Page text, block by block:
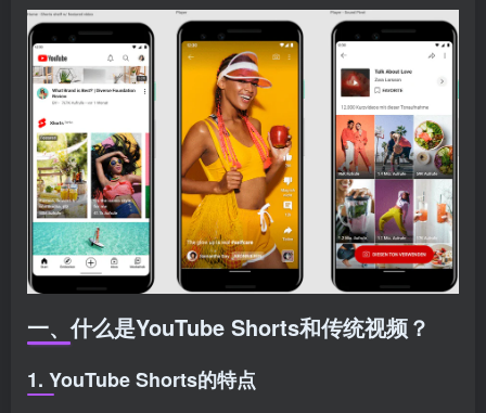
一、什么是YouTube Shorts和传统视频？
1. YouTube Shorts的特点